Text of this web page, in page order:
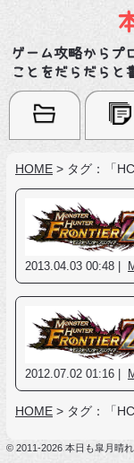
ゲーム攻略からプ
ことをだらだらと
HOME > タグ：「
2013.04.03 00:48 |
2012.07.02 01:16 |
HOME > タグ：「
© 2011-2026 本日も皐月晴